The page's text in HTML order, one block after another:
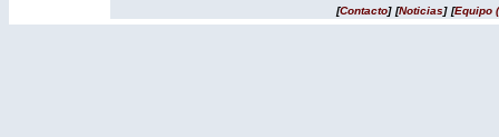
[Contacto] [Noticias] [Equipo